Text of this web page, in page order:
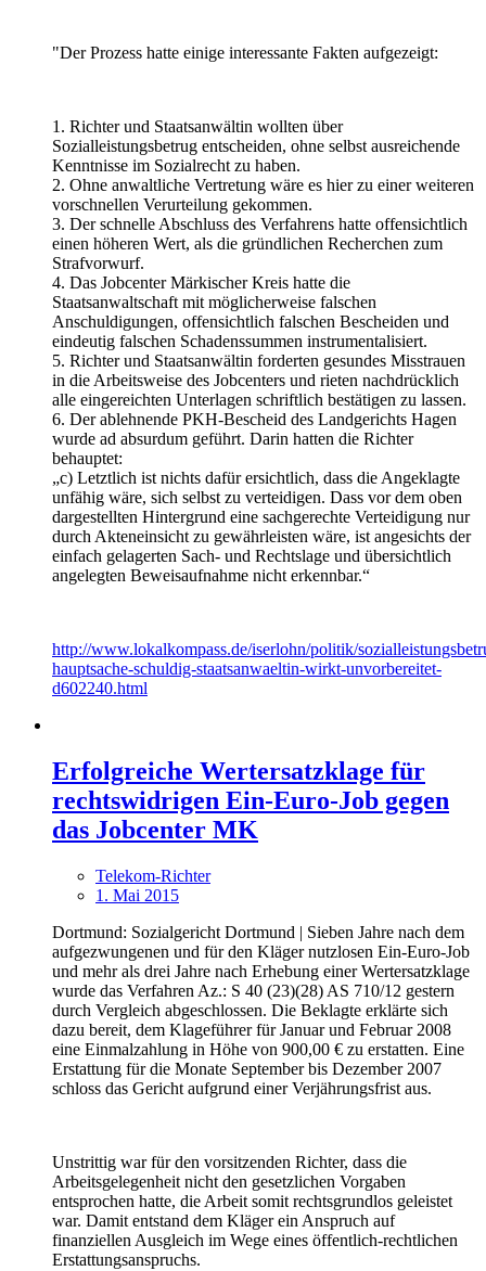
"Der Prozess hatte einige interessante Fakten aufgezeigt:
1. Richter und Staatsanwältin wollten über
Sozialleistungsbetrug entscheiden, ohne selbst ausreichende
Kenntnisse im Sozialrecht zu haben.
2. Ohne anwaltliche Vertretung wäre es hier zu einer weiteren
vorschnellen Verurteilung gekommen.
3. Der schnelle Abschluss des Verfahrens hatte offensichtlich
einen höheren Wert, als die gründlichen Recherchen zum
Strafvorwurf.
4. Das Jobcenter Märkischer Kreis hatte die
Staatsanwaltschaft mit möglicherweise falschen
Anschuldigungen, offensichtlich falschen Bescheiden und
eindeutig falschen Schadenssummen instrumentalisiert.
5. Richter und Staatsanwältin forderten gesundes Misstrauen
in die Arbeitsweise des Jobcenters und rieten nachdrücklich
alle eingereichten Unterlagen schriftlich bestätigen zu lassen.
6. Der ablehnende PKH-Bescheid des Landgerichts Hagen
wurde ad absurdum geführt. Darin hatten die Richter
behauptet:
„c) Letztlich ist nichts dafür ersichtlich, dass die Angeklagte
unfähig wäre, sich selbst zu verteidigen. Dass vor dem oben
dargestellten Hintergrund eine sachgerechte Verteidigung nur
durch Akteneinsicht zu gewährleisten wäre, ist angesichts der
einfach gelagerten Sach- und Rechtslage und übersichtlich
angelegten Beweisaufnahme nicht erkennbar.“
http://www.lokalkompass.de/iserlohn/politik/
hauptsache-schuldig-staatsanwaeltin-wirkt-unvorbereitet-
d602240.html
Erfolgreiche Wertersatzklage für
rechtswidrigen Ein-Euro-Job gegen
das Jobcenter MK
Telekom-Richter
1. Mai 2015
Dortmund: Sozialgericht Dortmund | Sieben Jahre nach dem
aufgezwungenen und für den Kläger nutzlosen Ein-Euro-Job
und mehr als drei Jahre nach Erhebung einer Wertersatzklage
wurde das Verfahren Az.: S 40 (23)(28) AS 710/12 gestern
durch Vergleich abgeschlossen. Die Beklagte erklärte sich
dazu bereit, dem Klageführer für Januar und Februar 2008
eine Einmalzahlung in Höhe von 900,00 € zu erstatten. Eine
Erstattung für die Monate September bis Dezember 2007
schloss das Gericht aufgrund einer Verjährungsfrist aus.
Unstrittig war für den vorsitzenden Richter, dass die
Arbeitsgelegenheit nicht den gesetzlichen Vorgaben
entsprochen hatte, die Arbeit somit rechtsgrundlos geleistet
war. Damit entstand dem Kläger ein Anspruch auf
finanziellen Ausgleich im Wege eines öffentlich-rechtlichen
Erstattungsanspruchs.